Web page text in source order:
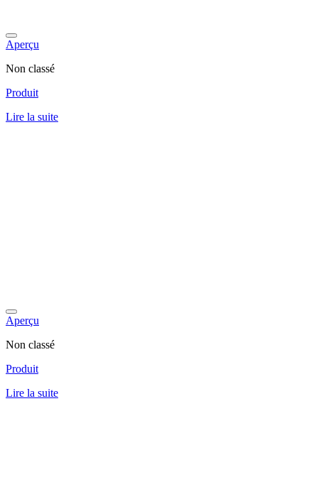
Aperçu
Non classé
Produit
Lire la suite
Aperçu
Non classé
Produit
Lire la suite